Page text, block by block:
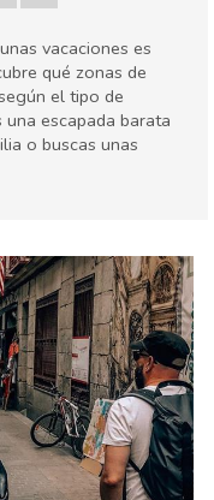
vacaciones es
qué zonas de
el tipo de
escapada barata
o buscas unas